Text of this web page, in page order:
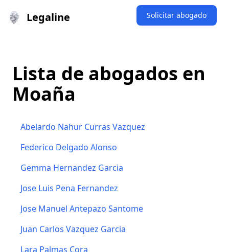
Legaline Solicitar abogado
Lista de abogados en
Moaña
Abelardo Nahur Curras Vazquez
Federico Delgado Alonso
Gemma Hernandez Garcia
Jose Luis Pena Fernandez
Jose Manuel Antepazo Santome
Juan Carlos Vazquez Garcia
Lara Palmas Cora